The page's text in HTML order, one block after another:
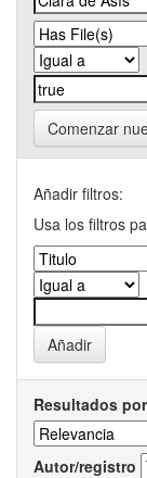
Comenzar
Añadir filtros:
Usa los filtros
Resultados
Autor/registro